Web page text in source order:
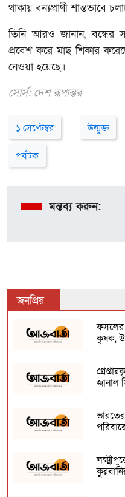
থাকায় বন্যপ্রাণী শান্তভাবে
তিনি আরও জানান, বন্ধের
প্রবেশ করে মাছ শিকার
নেওয়া হয়েছে।
সোর্স: দেশ রূপান্তর
১ সেপ্টেম্বর উন্মুক্ত
পর্যটক
মন্তব্য করুন:
জনপ্রিয়
ফসলের
কৃষক,
জানাল